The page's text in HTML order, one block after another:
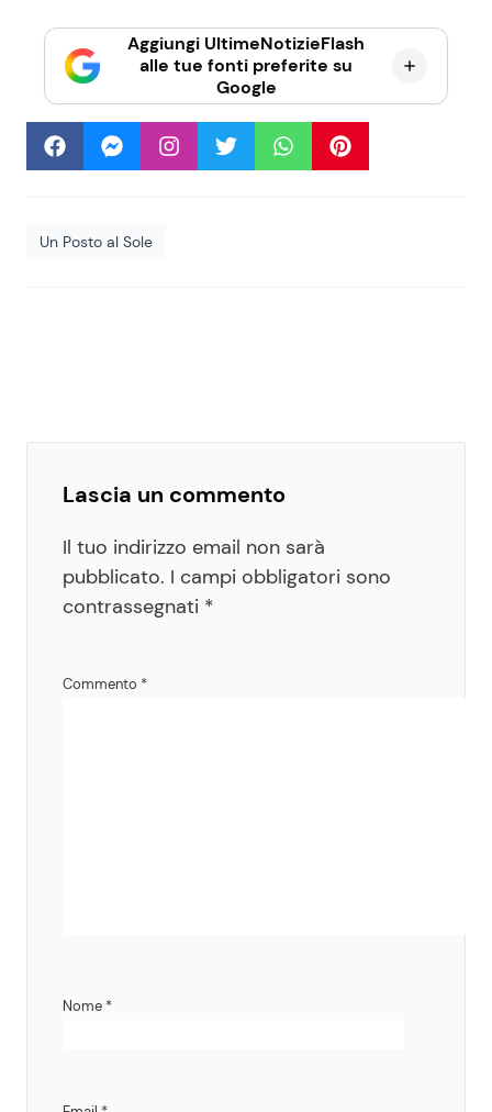
Aggiungi UltimeNotizieFlash
alle tue fonti preferite su
Google
Un Posto al Sole
Lascia un commento
Il tuo indirizzo email non sarà
pubblicato. I campi obbligatori sono
contrassegnati *
Commento *
Nome *